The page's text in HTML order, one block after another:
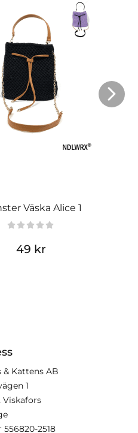
Väska Alice 1
49 kr
& Kattens AB
1
Viskafors
556820-2518